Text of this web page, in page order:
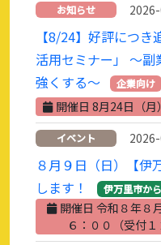
お知らせ
【8/24】好評につ
活用セミナー」 ～
強くする～
企業向け
開催日 8月24日（
イベント
８月９日（日）【伊
します！
伊万里市から
開催日 令和８年８
６：００（受付１